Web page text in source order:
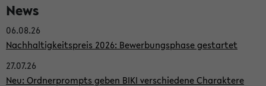
e
i
t
e
News
06.08.26
Nachhaltigkeitspreis 2026: Bewerbungsphase gestartet
27.07.26
Neu: Ordnerprompts geben BIKI verschiedene Charaktere